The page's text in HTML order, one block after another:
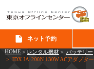
ネット予約
HOME > レンタル機材 > バッテリー
> IDX IA-200N 130W ACアダプター